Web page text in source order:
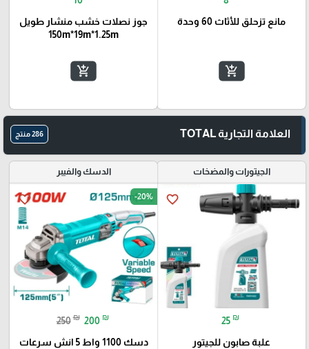
مانع تزحلق للأثاث 60 وحدة
add_shopping_cart
جوز نصلات خشب منشار طويل
150m*19m*1.25m
add_shopping_cart
العلامة التجارية TOTAL 286 منتج
الجيتورات والمضخات
favorite_border
25 ₪
علبة صابون للجيتور
الدسك والفيبر
favorite_border -20%
250 ₪ 200 ₪
دسك 1100 واط 5 انش سرعات